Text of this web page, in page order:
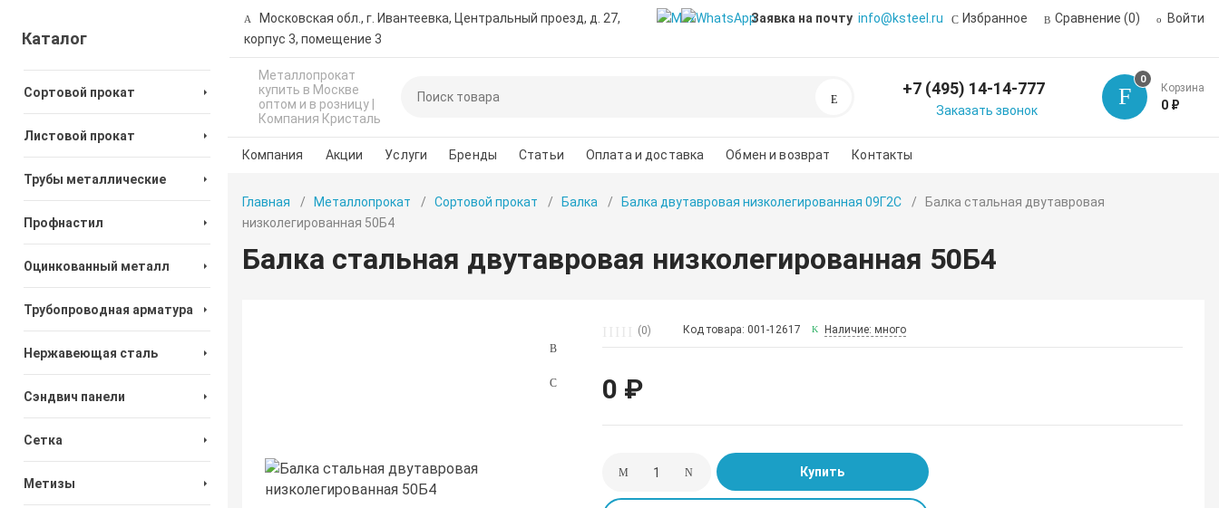
Московская обл., г. Ивантеевка, Центральный проезд, д. 27,
корпус 3, помещение 3
Заявка на почту info@ksteel.ru Избранное Сравнение (0) Войти
Металлопрокат
купить в Москве
оптом и в розницу |
Компания Кристаль
Поиск +7 (495) 14-14-777
Заказать звонок
0
Корзина
0 ₽
Компания Акции Услуги Бренды Статьи Оплата и доставка Обмен и возврат Контакты
Каталог
Сортовой прокат
Листовой прокат
Трубы металлические
Профнастил
Оцинкованный металл
Трубопроводная арматура
Нержавеющая сталь
Сэндвич панели
Сетка
Метизы
Главная Металлопрокат Сортовой прокат Балка Балка двутавровая низколегированная 09Г2С
Балка стальная двутавровая
низколегированная 50Б4
Балка стальная двутавровая низколегированная 50Б4
(0) Код товара: 001-12617 Наличие: много
0 ₽
Купить